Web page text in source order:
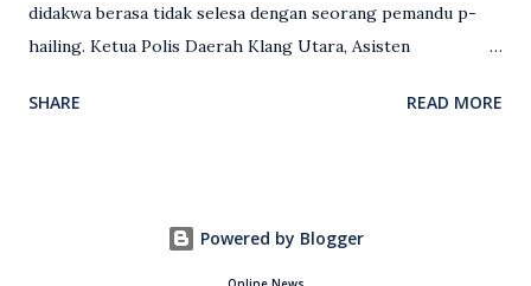
didakwa berasa tidak selesa dengan seorang pemandu p-
hailing. Ketua Polis Daerah Klang Utara, Asisten
(2 Mei), berkata pemandu berusia 47 tahun itu telah
ketika pengadu sedang membawa dua penumpang. “Tiba-
tiba, salah seorang penumpang wanita membuka pintu
SHARE READ MORE
Powered by Blogger